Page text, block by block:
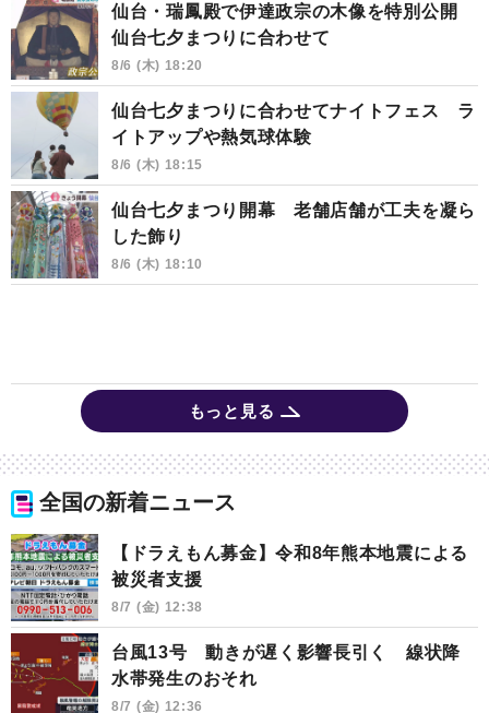
仙台・瑞鳳殿で伊達政宗の木像を特別公開
仙台七夕まつりに合わせて
8/6 (木) 18:20
仙台七夕まつりに合わせてナイトフェス ラ
イトアップや熱気球体験
8/6 (木) 18:15
仙台七夕まつり開幕 老舗店舗が工夫を凝ら
した飾り
8/6 (木) 18:10
もっと見る
全国の新着ニュース
【ドラえもん募金】令和8年熊本地震による
被災者支援
8/7 (金) 12:38
台風13号 動きが遅く影響長引く 線状降
水帯発生のおそれ
8/7 (金) 12:36